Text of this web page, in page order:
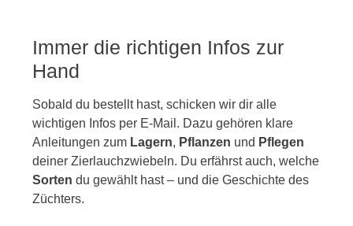
Immer die richtigen Infos zur
Hand
Sobald du bestellt hast, schicken wir dir alle
wichtigen Infos per E-Mail. Dazu gehören klare
Anleitungen zum Lagern, Pflanzen und Pflegen
deiner Zierlauchzwiebeln. Du erfährst auch, welche
Sorten du gewählt hast – und die Geschichte des
Züchters.